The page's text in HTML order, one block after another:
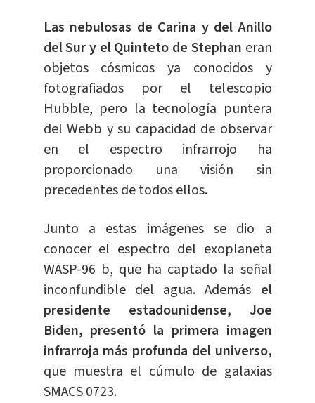
Las nebulosas de Carina y del Anillo
del Sur y el Quinteto de Stephan eran
objetos cósmicos ya conocidos y
fotografiados por el telescopio
Hubble, pero la tecnología puntera
del Webb y su capacidad de observar
en el espectro infrarrojo ha
proporcionado una visión sin
precedentes de todos ellos.
Junto a estas imágenes se dio a
conocer el espectro del exoplaneta
WASP-96 b, que ha captado la señal
inconfundible del agua. Además el
presidente estadounidense, Joe
Biden, presentó la primera imagen
infrarroja más profunda del universo,
que muestra el cúmulo de galaxias
SMACS 0723.